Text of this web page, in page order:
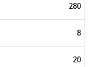
280
8
20